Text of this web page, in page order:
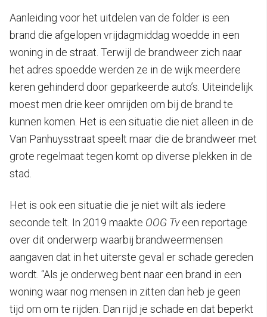
Aanleiding voor het uitdelen van de folder is een
brand die afgelopen vrijdagmiddag woedde in een
woning in de straat. Terwijl de brandweer zich naar
het adres spoedde werden ze in de wijk meerdere
keren gehinderd door geparkeerde auto’s. Uiteindelijk
moest men drie keer omrijden om bij de brand te
kunnen komen. Het is een situatie die niet alleen in de
Van Panhuysstraat speelt maar die de brandweer met
grote regelmaat tegen komt op diverse plekken in de
stad.
Het is ook een situatie die je niet wilt als iedere
seconde telt. In 2019 maakte OOG Tveen reportage
over dit onderwerp waarbij brandweermensen
aangaven dat in het uiterste geval er schade gereden
wordt. “Als je onderweg bent naar een brand in een
woning waar nog mensen in zitten dan heb je geen
tijd om om te rijden. Dan rijd je schade en dat beperkt